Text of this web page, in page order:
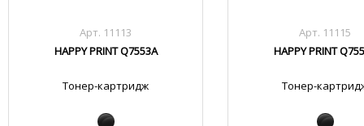
Арт. 11113
HAPPY PRINT Q7553A
Тонер-картридж
Арт. 11115
HAPPY PRINT
Тонер-